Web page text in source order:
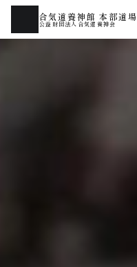
合気道養神館 本部道場
公益財団法人合気道養神会